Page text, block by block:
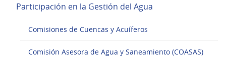
Participación en la Gestión del Agua
Comisiones de Cuencas y Acuíferos
Comisión Asesora de Agua y Saneamiento (COASAS)